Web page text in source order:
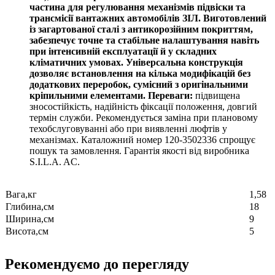
частина для регулювання механізмів підвіски та
трансмісії вантажних автомобілів ЗІЛ. Виготовлений
із загартованої сталі з антикорозійним покриттям,
забезпечує точне та стабільне налаштування навіть
при інтенсивній експлуатації й у складних
кліматичних умовах. Універсальна конструкція
дозволяє встановлення на кілька модифікацій без
додаткових переробок, сумісний з оригінальними
кріпильними елементами. Переваги: підвищена
зносостійкість, надійність фіксації положення, довгий
термін служби. Рекомендується заміна при плановому
техобслуговуванні або при виявленні люфтів у
механізмах. Каталожний номер 120-3502336 спрощує
пошук та замовлення. Гарантія якості від виробника
S.I.L.A. AC.
Вага,кг
1,58
Глибина,см
18
Ширина,см
9
Висота,см
5
Рекомендуємо до перегляду